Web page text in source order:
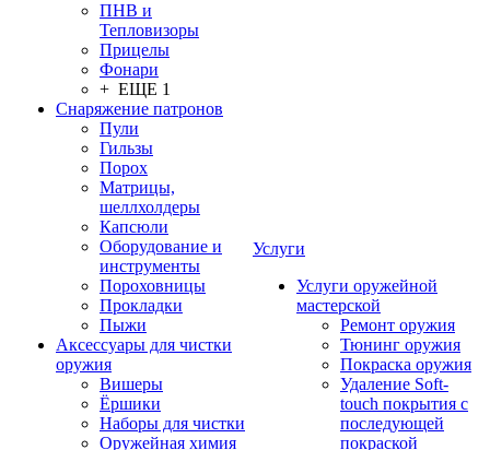
ПНВ и
Тепловизоры
Прицелы
Фонари
+ ЕЩЕ 1
Снаряжение патронов
Пули
Гильзы
Порох
Матрицы,
шеллхолдеры
Капсюли
Оборудование и
инструменты
Пороховницы
Прокладки
Пыжи
Аксессуары для чистки
оружия
Вишеры
Ёршики
Наборы для чистки
Оружейная химия
Услуги
Услуги оружейной
мастерской
Ремонт оружия
Тюнинг оружия
Покраска оружия
Удаление Soft-
touch покрытия с
последующей
покраской